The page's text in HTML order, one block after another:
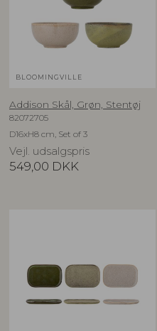
BLOOMINGVILLE
Addison Skål, Grøn, Stentøj
82072705
D16xH8 cm, Set of 3
Vejl. udsalgspris
549,00 DKK